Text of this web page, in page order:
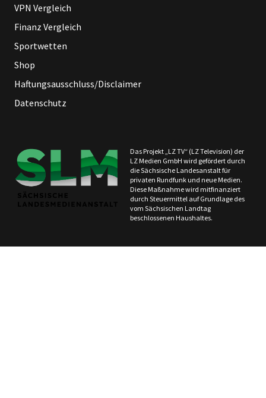
VPN Vergleich
Finanz Vergleich
Sportwetten
Shop
Haftungsausschluss/Disclaimer
Datenschutz
Das Projekt „LZ TV“ (LZ Television) der
LZ Medien GmbH wird gefördert durch
die Sächsische Landesanstalt für
privaten Rundfunk und neue Medien.
Diese Maßnahme wird mitfinanziert
durch Steuermittel auf Grundlage des
vom Sächsischen Landtag
beschlossenen Haushaltes.